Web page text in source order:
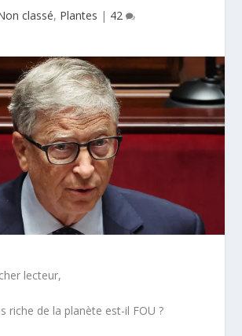
classé, Plantes | 42
lecteur,
riche de la planète est-il FOU ?